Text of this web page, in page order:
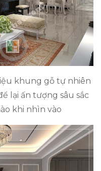
khung gỗ tự nhiên
lại ấn tượng sâu sắc
khi nhìn vào